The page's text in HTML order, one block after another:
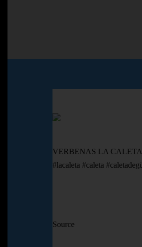
VERBENAS LA
#lacaleta #caleta
Source